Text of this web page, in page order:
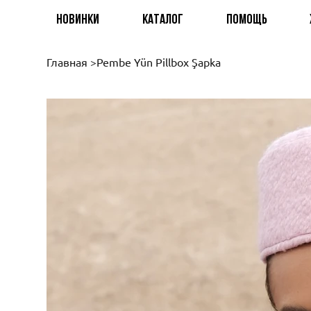
НОВИНКИ КАТАЛОГ ПОМОЩЬ
Главная >Pembe Yün Pillbox Şapka